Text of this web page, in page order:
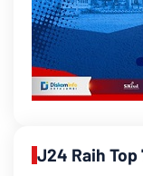
J24 Raih Top